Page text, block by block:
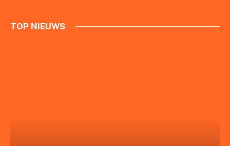
TOP NIEUWS